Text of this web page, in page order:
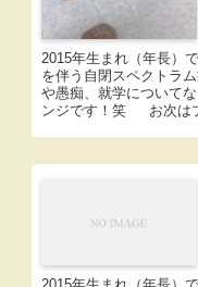
2015年生まれ（年長）
を伴う自閉スペクトラ
や愚痴、就学について
ンジです！笑 お次は